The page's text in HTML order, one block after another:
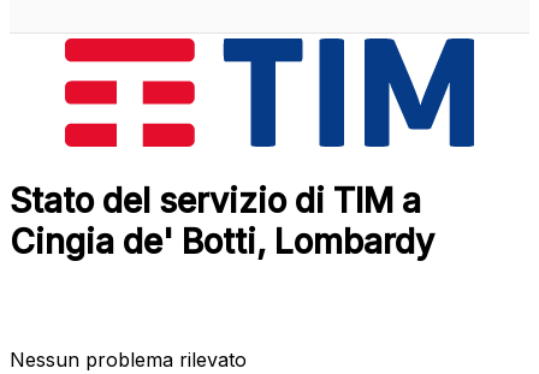
Stato del servizio di TIM a
Cingia de' Botti, Lombardy
Nessun problema rilevato